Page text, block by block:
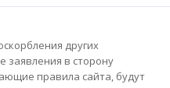
других
заявления в сторону
правила сайта, будут